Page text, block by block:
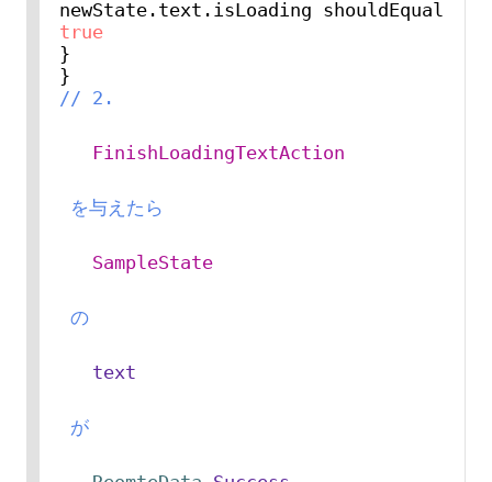
true
}
// 2.
FinishLoadingTextAction
を与えたら
SampleState
の
text
が